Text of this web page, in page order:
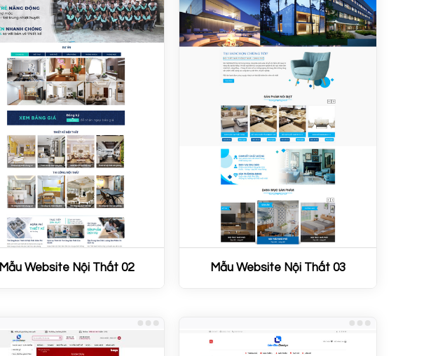
Mẫu Website Nội Thất 02 Mẫu Website Nội Thất 03